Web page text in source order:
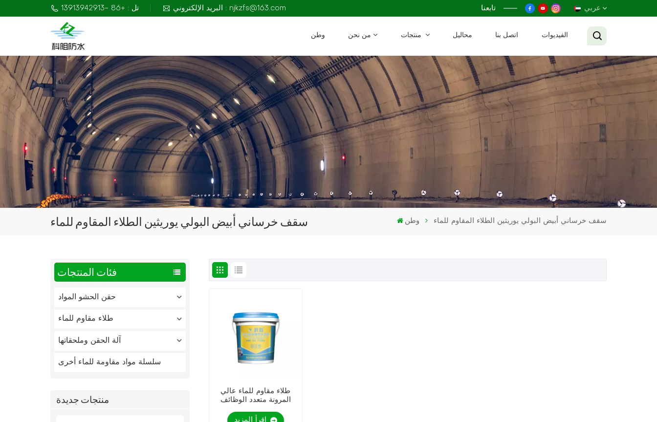
تل : +86 -13913942913 البريد الإلكتروني : njkzfs@163.com تابعنا عربي
Français
Русский
وطن من نحن محاليل اتصل بنا الفيديوات
سقف خرساني أبيض البولي يوريثين الطلاء المقاوم للماء وطن سقف خرساني أبيض البولي يوريثين الطلاء المقاوم للماء
فئات المنتجات
حقن الحشو المواد
طلاء مقاوم للماء
آلة الحقن وملحقاتها
سلسلة مواد مقاومة للماء أخرى
منتجات جديدة
طلاء مقاوم للماء عالي
المرونة متعدد الوظائف
إقرأ المزيد